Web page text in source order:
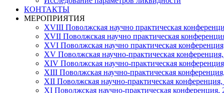
КОНТАКТЫ
МЕРОПРИЯТИЯ
XVIII Поволжская научно практическая
XVII Поволжская научно практическая
XVI Поволжская научно практическая
ХV Поволжская научно-практическая
ХIV Поволжская научно-практическая
ХIII Поволжская научно-практическая
ХII Поволжская научно-практическая конференция,
XI Поволжская научно-практическая конференция,